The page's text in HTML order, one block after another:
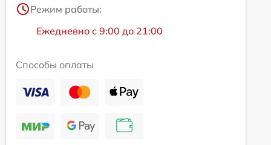
Режим работы:
Ежедневно с 9:00 до 21:00
Способы оплаты